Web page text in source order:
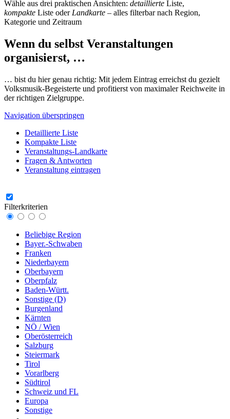
Wähle aus drei praktischen Ansichten: detaillierte Liste,
kompakte Liste oder Landkarte – alles filterbar nach Region,
Kategorie und Zeitraum
Wenn du selbst Veranstaltungen
organisierst, …
… bist du hier genau richtig: Mit jedem Eintrag erreichst du gezielt
Volksmusik-Begeisterte und profitierst von maximaler Reichweite in
der richtigen Zielgruppe.
Navigation überspringen
Detaillierte Liste
Kompakte Liste
Veranstaltungs-Landkarte
Fragen & Antworten
Veranstaltung eintragen
Filterkriterien
Beliebige Region
Bayer.-Schwaben
Franken
Niederbayern
Oberbayern
Oberpfalz
Baden-Württ.
Sonstige (D)
Burgenland
Kärnten
NÖ / Wien
Oberösterreich
Salzburg
Steiermark
Tirol
Vorarlberg
Südtirol
Schweiz und FL
Europa
Sonstige